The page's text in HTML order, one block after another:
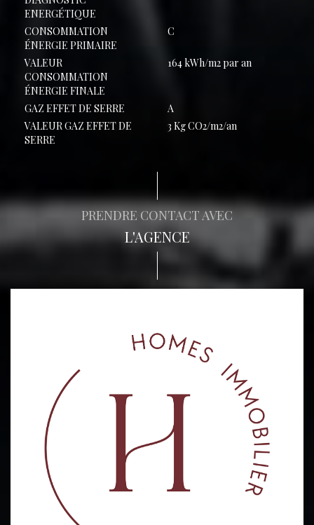
ENERGÉTIQUE
CONSOMMATION
ÉNERGIE PRIMAIRE
C
VALEUR
CONSOMMATION
ÉNERGIE FINALE
164 kWh/m2 par an
GAZ EFFET DE SERRE
A
VALEUR GAZ EFFET DE
SERRE
3 Kg CO2/m2/an
PRENDRE CONTACT AVEC
L'AGENCE